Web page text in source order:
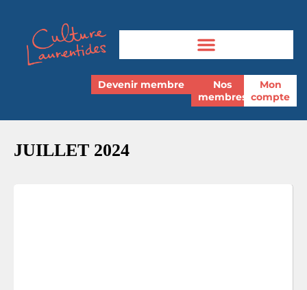
Devenir membre
Nos
membres
Mon
compte
JUILLET 2024